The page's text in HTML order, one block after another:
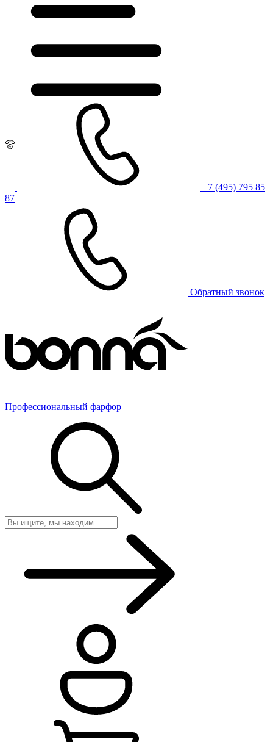
+7 (495) 795 85
87
Обратный звонок
Профессиональный фарфор